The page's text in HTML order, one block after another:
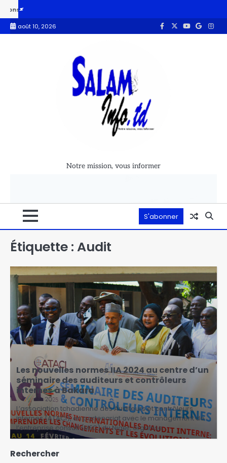
Mali : les FAMas repoussent une attaque terroriste dans le secteur
août 10, 2026
Notre mission, vous informer
S'abonner
Étiquette :Audit
Les nouvelles normes IIA 2024 au centre d’un
séminaire des auditeurs et contrôleurs
internes à Bakara
L’association tchadienne des Auditeurs et contrôleurs
internes (ATACI), en partenariat avec le management de
l’entreprise consult (MEC) du Niger, organise…
Rechercher